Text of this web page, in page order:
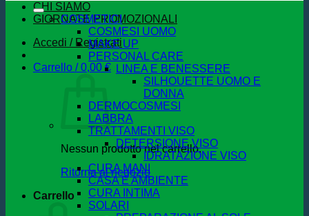
CHI SIAMO
GIORNATE PROMOZIONALI
Accedi / Registrati
Carrello /0,00 €
Nessun prodotto nel carrello.
Ritorna al negozio
Carrello
COSMETICI
COSMESI UOMO
MAKE UP
PERSONAL CARE
LINEA E BENESSERE
SILHOUETTE UOMO E
DONNA
DERMOCOSMESI
LABBRA
TRATTAMENTI VISO
DETERSIONE VISO
IDRATAZIONE VISO
CURA MANI
CASA E AMBIENTE
CURA INTIMA
SOLARI